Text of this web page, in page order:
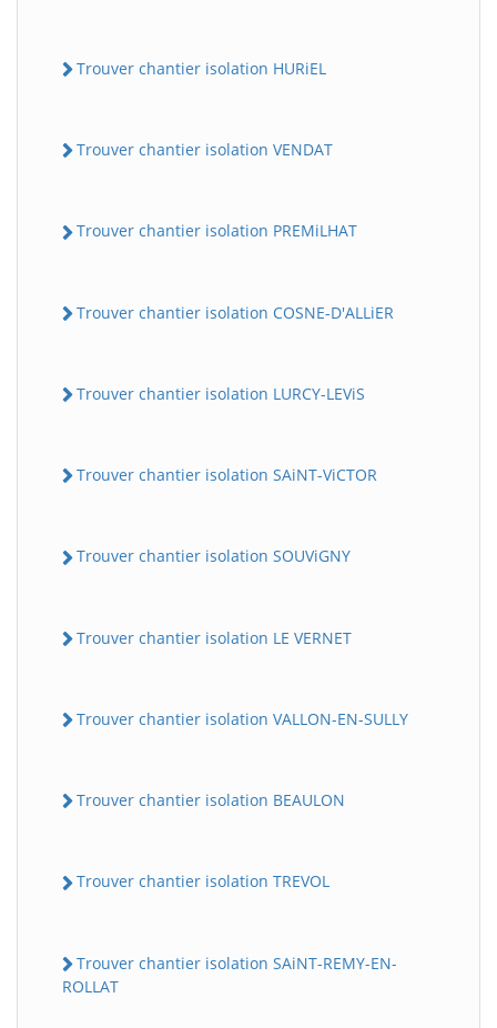
Trouver chantier isolation HURiEL
Trouver chantier isolation VENDAT
Trouver chantier isolation PREMiLHAT
Trouver chantier isolation COSNE-D'ALLiER
Trouver chantier isolation LURCY-LEViS
Trouver chantier isolation SAiNT-ViCTOR
Trouver chantier isolation SOUViGNY
Trouver chantier isolation LE VERNET
Trouver chantier isolation VALLON-EN-SULLY
Trouver chantier isolation BEAULON
Trouver chantier isolation TREVOL
Trouver chantier isolation SAiNT-REMY-EN-
ROLLAT